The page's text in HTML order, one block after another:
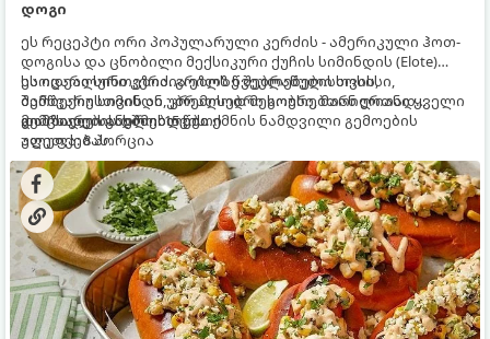
დოგი
ეს რეცეპტი ორი პოპულარული კერძის - ამერიკული ჰოთ-
დოგისა და ცნობილი მექსიკური ქუჩის სიმინდის (Elote)
საოცარი სინთეზია. გრილზე შებრაწული სოსისი,
შემწვარი სიმინდი, კრემისებრი სოუსი, მარილიანი ყველი
და ცხარე სანელებლები ქმნის ნამდვილი გემოების
აფეთქებას.
ეს იდეალური კერძია ეზოს წვეულებებისთვის,
ბარბექიუსთვის ან უბრალოდ მეგობრებთან ერთად
გემრიელი ვახშმისთვის.
მომზადების დრო: 15 წუთი
ულუფა: 8 პორცია